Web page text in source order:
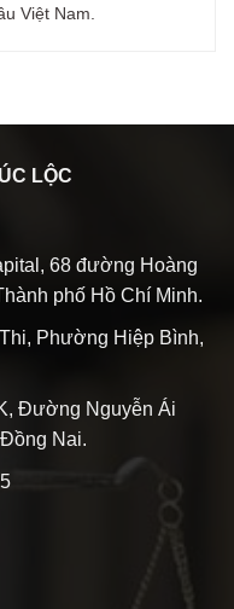
Việt Nam.
LỘC
68 đường Hoàng
phố Hồ Chí Minh.
Phường Hiệp Bình,
Đường Nguyễn Ái
Nai.